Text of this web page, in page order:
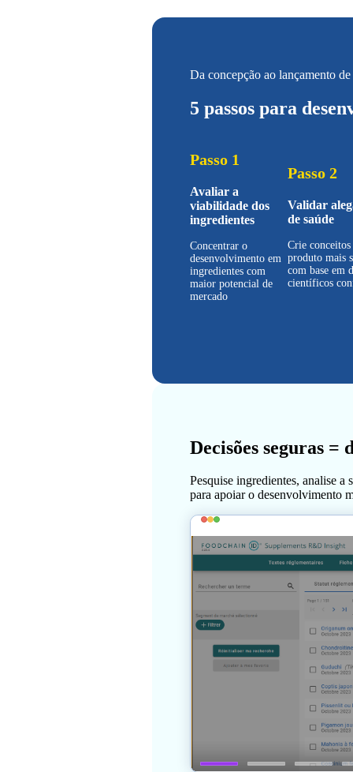
Da concepção ao lançamento
5 passos para
Passo 1
Avaliar a
viabilidade dos
ingredientes
Concentrar o
desenvolvimento em
ingredientes com
maior potencial de
mercado
Passo 2
Validar
de saúde
Crie conceitos
produto mais
com base em
científicos
Decisões seguras
Pesquise ingredientes, analise a
para apoiar o desenvolvimento